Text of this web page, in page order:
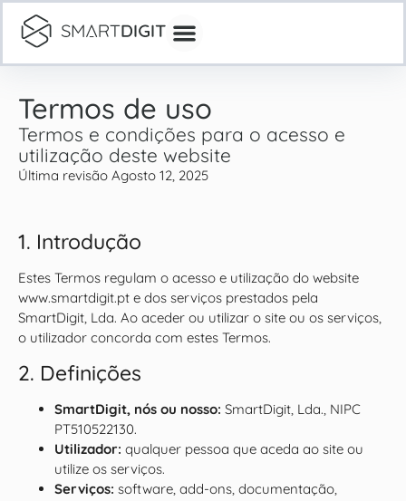
Termos de uso
Termos e condições para o acesso e
utilização deste website
Última revisão Agosto 12, 2025
1. Introdução
Estes Termos regulam o acesso e utilização do website
www.smartdigit.pt e dos serviços prestados pela
SmartDigit, Lda. Ao aceder ou utilizar o site ou os serviços,
o utilizador concorda com estes Termos.
2. Definições
SmartDigit, nós ou nosso: SmartDigit, Lda., NIPC
PT510522130.
Utilizador: qualquer pessoa que aceda ao site ou
utilize os serviços.
Serviços: software, add-ons, documentação,